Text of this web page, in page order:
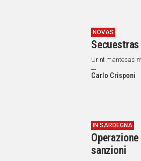
NOVAS
Urint mantesas
Carlo Crisponi
IN SARDEGNA
sanzioni